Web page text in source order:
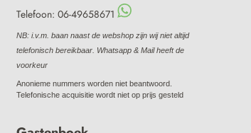
Telefoon: 06-49658671
NB: i.v.m. baan naast de webshop zijn wij niet altijd
telefonisch bereikbaar. Whatsapp & Mail heeft de
voorkeur
Anonieme nummers worden niet beantwoord.
Telefonische acquisitie wordt niet op prijs gesteld